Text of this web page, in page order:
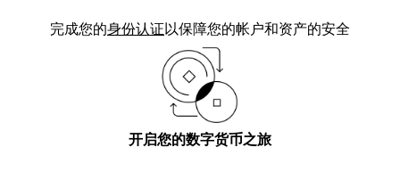
完成您的身份认证以保障您的帐户和资产的安全
开启您的数字货币之旅